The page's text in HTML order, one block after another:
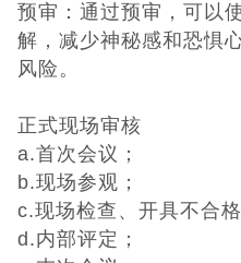
预审：通过预审，可以
解，减少神秘感和恐惧
风险。
正式现场审核
a.首次会议；
b.现场参观；
c.现场检查、开具不合格
d.内部评定；